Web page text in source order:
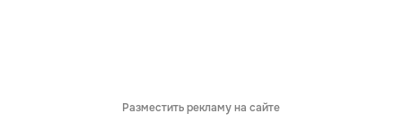
Разместить рекламу на сайте